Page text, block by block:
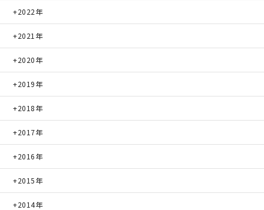
2022年
2021年
2020年
2019年
2018年
2017年
2016年
2015年
2014年